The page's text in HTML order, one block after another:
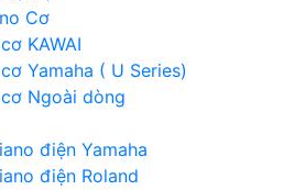
Cơ
KAWAI
Yamaha ( U Series)
Ngoài dòng
điện Yamaha
điện Roland